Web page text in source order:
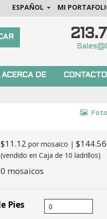
ESPAÑOL MI
ACERCA DE CONTACTO
$11.12 por mosaico | $144.56
(vendido en Caja de 10 ladrillos)
0 mosaicos
Pies